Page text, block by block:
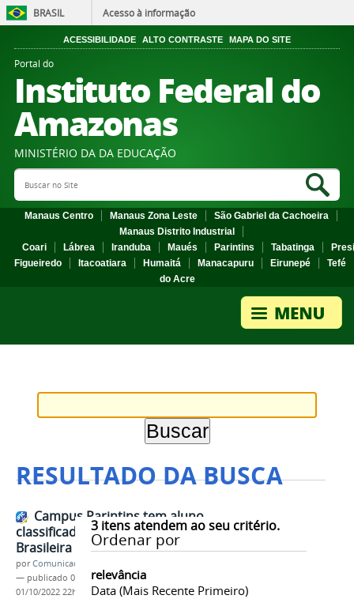
BRASIL Acesso à informação
ACESSIBILIDADE ALTO CONTRASTE MAPA DO SITE
Portal do
Instituto Federal do
Amazonas
MINISTÉRIO DA DA EDUCAÇÃO
Search Site
Manaus Centro Manaus Zona Leste
São Gabriel da Cachoeira
Manaus Distrito Industrial
Coari
Lábrea Iranduba Maués Parintins Tabatinga
Figueiredo
Itacoatiara Humaitá Manacapuru Eirunepé
Tefé
do Acre
RESULTADO DA BUSCA
3itens atendem ao seu critério.
Ordenar por
relevância
Data (mais Recente Primeiro)
Campus Parintins tem aluno
classificado para Olimpíada
Brasileira de Informática
porComunicação CPR
— publicado 01/10/2022—última modificação
01/10/2022 22h15